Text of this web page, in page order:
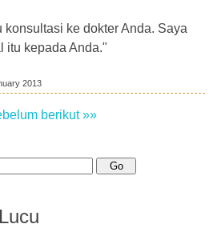
ke dokter Anda. Saya
itu kepada Anda."
2013
berikut »»